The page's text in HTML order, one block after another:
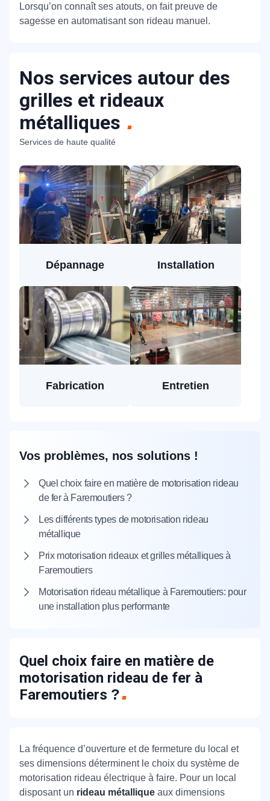
Lorsqu’on connaît ses atouts, on fait preuve de
sagesse en automatisant son rideau manuel.
Nos services autour des
grilles et rideaux
métalliques
Services de haute qualité
Dépannage Installation
Fabrication Entretien
Vos problèmes, nos solutions !
Quel choix faire en matière de motorisation rideau
de fer à Faremoutiers ?
Les différents types de motorisation rideau
métallique
Prix motorisation rideaux et grilles métalliques à
Faremoutiers
Motorisation rideau métallique à Faremoutiers: pour
une installation plus performante
Quel choix faire en matière de
motorisation rideau de fer à
Faremoutiers ?
La fréquence d’ouverture et de fermeture du local et
ses dimensions déterminent le choix du système de
motorisation rideau électrique à faire. Pour un local
disposant un rideau métallique aux dimensions